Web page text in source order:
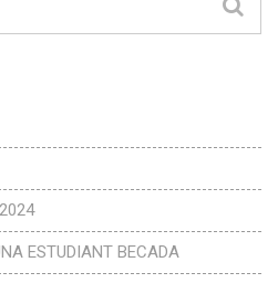
ESTUDIANT BECADA